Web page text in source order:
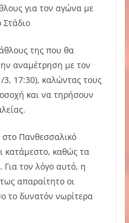
για τον αγώνα με
της που θα
αναμέτρηση με τον
17:30), καλώντας τους
και να τηρήσουν
Πανθεσσαλικό
κατάμεστο, καθώς τα
Για τον λόγο αυτό, η
απαραίτητο οι
το δυνατόν νωρίτερα